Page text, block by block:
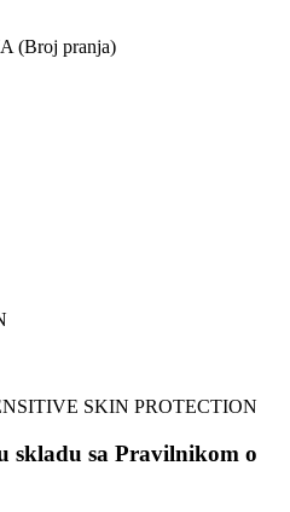
(Broj pranja)
SKIN PROTECTION
skladu sa Pravilnikom o